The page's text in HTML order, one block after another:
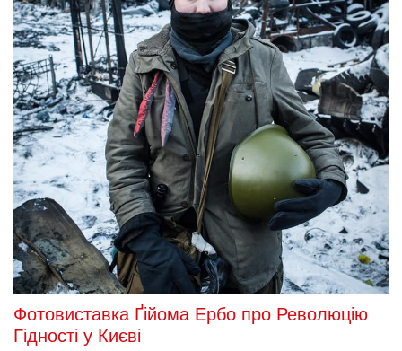
Фотовиставка Ґійома Ербо про Революцію
Гідності у Києві